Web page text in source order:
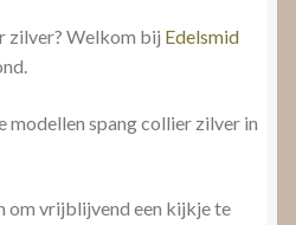
zilver? Welkom bij Edelsmid
modellen spang collier zilver in
om vrijblijvend een kijkje te